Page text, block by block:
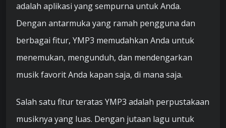
adalah aplikasi yang sempurna untuk Anda.
Dengan antarmuka yang ramah pengguna dan
berbagai fitur, YMP3 memudahkan Anda untuk
menemukan, mengunduh, dan mendengarkan
musik favorit Anda kapan saja, di mana saja.
Salah satu fitur teratas YMP3 adalah perpustakaan
musiknya yang luas. Dengan jutaan lagu untuk